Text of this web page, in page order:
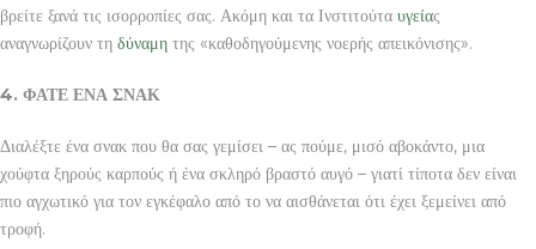
βρείτε ξανά τις ισορροπίες σας. Ακόμη και τα Ινστιτούτα υγείας
αναγνωρίζουν τη δύναμη της «καθοδηγούμενης νοερής απεικόνισης».
4. ΦΑΤΕ ΕΝΑ ΣΝΑΚ
Διαλέξτε ένα σνακ που θα σας γεμίσει – ας πούμε, μισό αβοκάντο, μια
χούφτα ξηρούς καρπούς ή ένα σκληρό βραστό αυγό – γιατί τίποτα δεν είναι
πιο αγχωτικό για τον εγκέφαλο από το να αισθάνεται ότι έχει ξεμείνει από
τροφή.